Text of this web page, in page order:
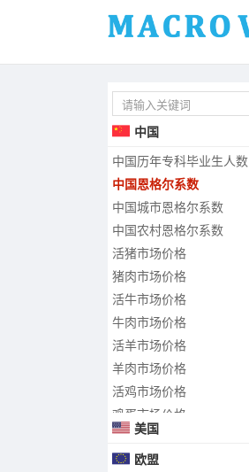
中国
中国CPI_交通和通信
中国CPI_医疗保健
中国历年博士毕业生人数
中国历年硕士毕业生人数
中国历年本科毕业生人数
中国历年专科毕业生人数
中国恩格尔系数
中国城市恩格尔系数
中国农村恩格尔系数
活猪市场价格
猪肉市场价格
活牛市场价格
牛肉市场价格
活羊市场价格
羊肉市场价格
活鸡市场价格
鸡蛋市场价格
美国
欧盟